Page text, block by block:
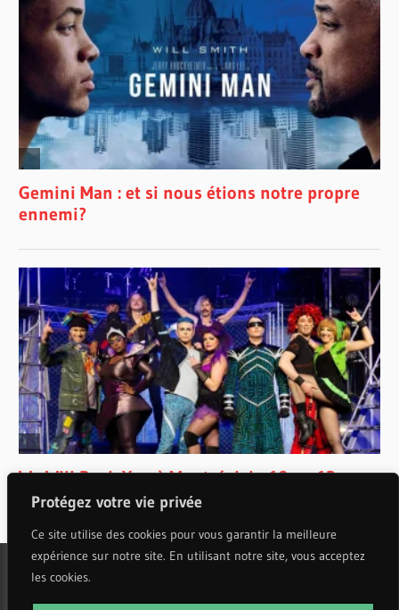
Protégez votre vie privée
Ce site utilise des cookies pour vous garantir la meilleure
expérience sur notre site. En utilisant notre site, vous acceptez
les cookies.
WordPress Theme: Wellington by ThemeZee.